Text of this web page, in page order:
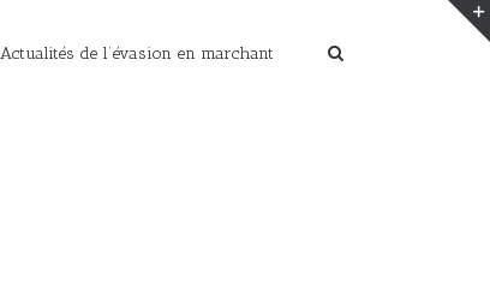
Actualités de l’évasion en marchant